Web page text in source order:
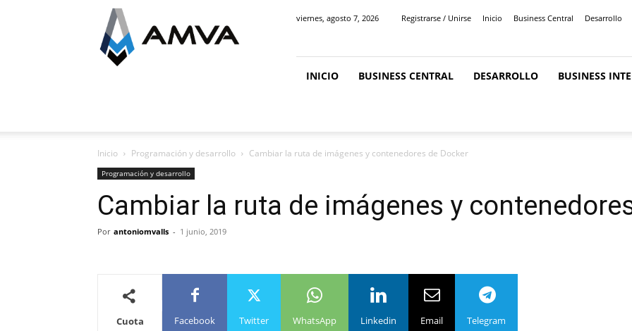
Antonio
M.
Valls
NAV
viernes, agosto 7, 2026 Registrarse / Unirse Inicio Business Central Desarrollo
INICIO BUSINESS CENTRAL DESARROLLO BUSINESS
Inicio Programación y desarrollo Cambiar la ruta de imágenes y contenedores de Docker
Programación y desarrollo
Cambiar la ruta de imágenes y
Por antoniomvalls - 1 junio, 2019
Cuota Facebook Twitter WhatsApp Linkedin Email Telegram